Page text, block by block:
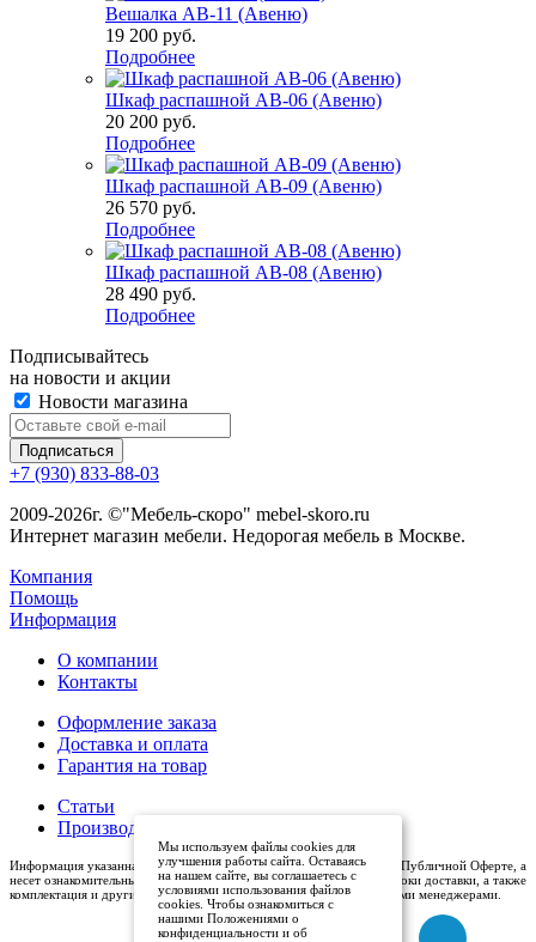
Вешалка АВ-11 (Авеню)
19 200 руб.
Подробнее
Шкаф распашной АВ-06 (Авеню)
20 200 руб.
Подробнее
Шкаф распашной АВ-09 (Авеню)
26 570 руб.
Подробнее
Шкаф распашной АВ-08 (Авеню)
28 490 руб.
Подробнее
Подписывайтесь
на новости и акции
Новости магазина
+7 (930) 833-88-03
2009-2026г. ©"Мебель-скоро" mebel-skoro.ru
Интернет магазин мебели. Недорогая мебель в Москве.
Компания
Помощь
Информация
О компании
Контакты
Оформление заказа
Доставка и оплата
Гарантия на товар
Статьи
Производители
Информация указанная на сайте (описания и цены), не относится к Публичной Оферте, а
несет ознакомительный характер. Окончательная цена, условия и сроки доставки, а также
комплектация и другие характеристики товаров - уточняются нашими менеджерами.
Мы используем файлы cookies для
улучшения работы сайта. Оставаясь
на нашем сайте, вы соглашаетесь с
условиями использования файлов
cookies. Чтобы ознакомиться с
нашими Положениями о
конфиденциальности и об